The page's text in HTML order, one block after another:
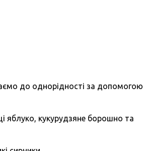
до однорідності за допомогою
яблуко, кукурудзяне борошно та